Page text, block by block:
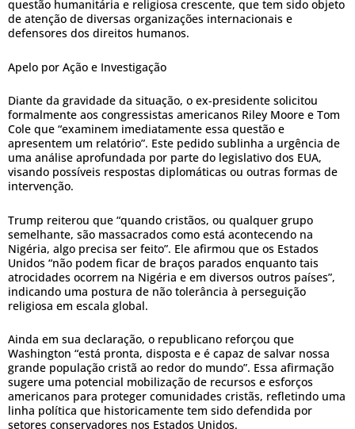
questão humanitária e religiosa crescente, que tem sido objeto
de atenção de diversas organizações internacionais e
defensores dos direitos humanos.
Apelo por Ação e Investigação
Diante da gravidade da situação, o ex-presidente solicitou
formalmente aos congressistas americanos Riley Moore e Tom
Cole que “examinem imediatamente essa questão e
apresentem um relatório”. Este pedido sublinha a urgência de
uma análise aprofundada por parte do legislativo dos EUA,
visando possíveis respostas diplomáticas ou outras formas de
intervenção.
Trump reiterou que “quando cristãos, ou qualquer grupo
semelhante, são massacrados como está acontecendo na
Nigéria, algo precisa ser feito”. Ele afirmou que os Estados
Unidos “não podem ficar de braços parados enquanto tais
atrocidades ocorrem na Nigéria e em diversos outros países”,
indicando uma postura de não tolerância à perseguição
religiosa em escala global.
Ainda em sua declaração, o republicano reforçou que
Washington “está pronta, disposta e é capaz de salvar nossa
grande população cristã ao redor do mundo”. Essa afirmação
sugere uma potencial mobilização de recursos e esforços
americanos para proteger comunidades cristãs, refletindo uma
linha política que historicamente tem sido defendida por
setores conservadores nos Estados Unidos.